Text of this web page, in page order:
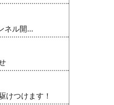
ネル開...
けつけます！